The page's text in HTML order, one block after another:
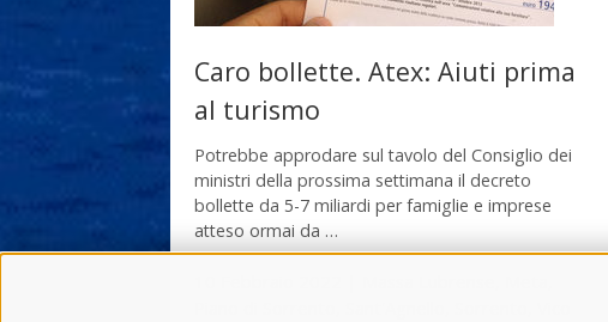
Caro bollette. Atex: Aiuti prima
al turismo
Potrebbe approdare sul tavolo del Consiglio dei
ministri della prossima settimana il decreto
bollette da 5-7 miliardi per famiglie e imprese
atteso ormai da …